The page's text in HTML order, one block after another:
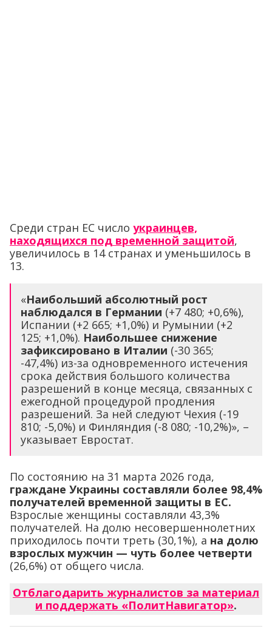
Среди стран ЕС число украинцев,
находящихся под временной защитой,
увеличилось в 14 странах и уменьшилось в
13.
«Наибольший абсолютный рост
наблюдался в Германии (+7 480; +0,6%),
Испании (+2 665; +1,0%) и Румынии (+2
125; +1,0%). Наибольшее снижение
зафиксировано в Италии (-30 365;
-47,4%) из-за одновременного истечения
срока действия большого количества
разрешений в конце месяца, связанных с
ежегодной процедурой продления
разрешений. За ней следуют Чехия (-19
810; -5,0%) и Финляндия (-8 080; -10,2%)», –
указывает Евростат.
По состоянию на 31 марта 2026 года,
граждане Украины составляли более 98,4%
получателей временной защиты в ЕС.
Взрослые женщины составляли 43,3%
получателей. На долю несовершеннолетних
приходилось почти треть (30,1%), а на долю
взрослых мужчин — чуть более четверти
(26,6%) от общего числа.
Отблагодарить журналистов за материал
и поддержать «ПолитНавигатор».